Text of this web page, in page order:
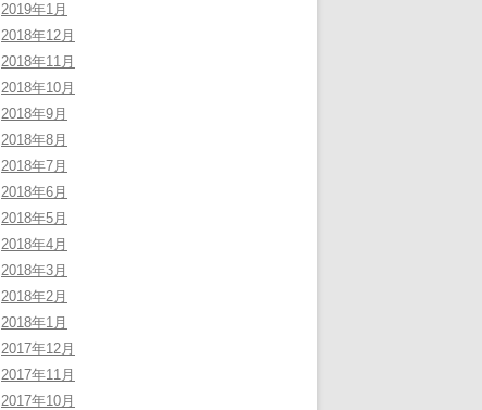
2019年1月
2018年12月
2018年11月
2018年10月
2018年9月
2018年8月
2018年7月
2018年6月
2018年5月
2018年4月
2018年3月
2018年2月
2018年1月
2017年12月
2017年11月
2017年10月